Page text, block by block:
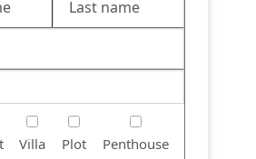
Villa Plot Penthouse